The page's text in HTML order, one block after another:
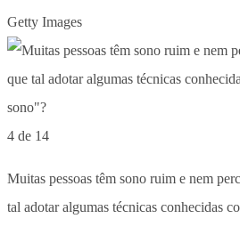
Getty Images
4 de 14
Muitas pessoas têm sono ruim e nem
tal adotar algumas técnicas conhecidas